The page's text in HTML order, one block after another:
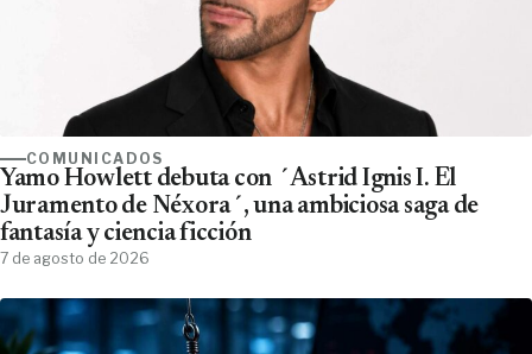
COMUNICADOS
Yamo Howlett debuta con ´Astrid Ignis I. El
Juramento de Néxora´, una ambiciosa saga de
fantasía y ciencia ficción
7 de agosto de 2026